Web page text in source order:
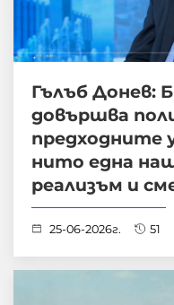
Гълъб
довършва
предходните
нито една
реализъм и
25-06-2026г. 51